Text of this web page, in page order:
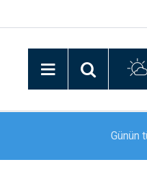
AvrupaGünün